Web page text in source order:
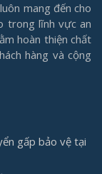
mang đến cho
trong lĩnh vực an
hoàn thiện chất
hàng và cộng
gấp bảo vệ tại